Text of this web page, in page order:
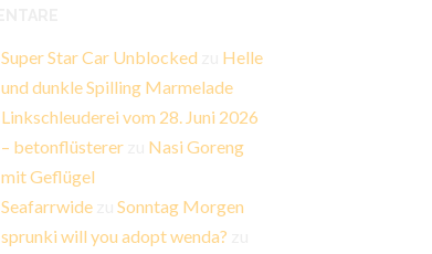
Super Star Car Unblocked
Helle
und dunkle Spilling Marmelade
Linkschleuderei vom 28. Juni 2026
– betonflüsterer
Nasi Goreng
mit Geflügel
Seafarrwide
Sonntag Morgen
sprunki will you adopt wenda?